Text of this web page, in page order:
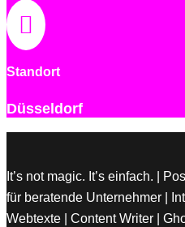

Standort
Düsseldorf
It’s not magic. It’s einfach. |
für beratende Unternehmer |
Webtexte | Content Writer |